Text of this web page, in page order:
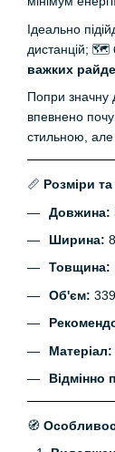
Ідеально
дистанцій; 🗺️
важких
Попри значну
впевнено
стильною, але
📏 Розміри
Довжина:
Ширина:
Товщина:
Об'єм:
Матеріал:
Відмінно
🧭